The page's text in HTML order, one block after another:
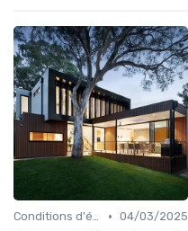
Conditions d'éligibilité • 04/03/2025